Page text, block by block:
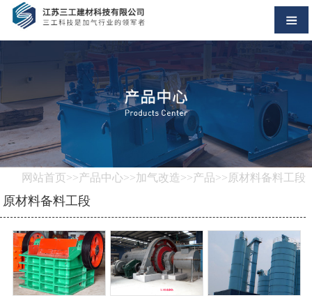
网站首页>>产品中心>>加气改造>>产品>>原材料备料工段
原材料备料工段